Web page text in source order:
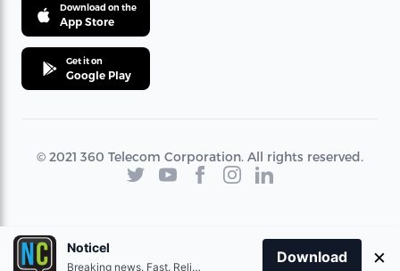
Download on the
App Store
Get it on
Google Play
© 2021 360 Telecom Corporation. All rights reserved.
Noticel
Breaking news. Fast. Reliable.
Download ×